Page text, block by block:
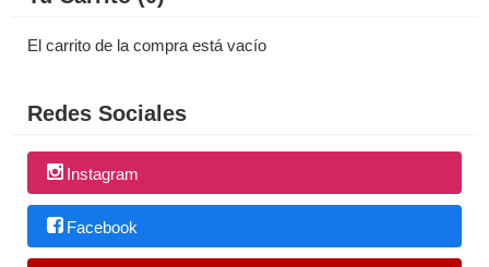
El carrito de la compra está vacío
Redes Sociales
Instagram
Facebook